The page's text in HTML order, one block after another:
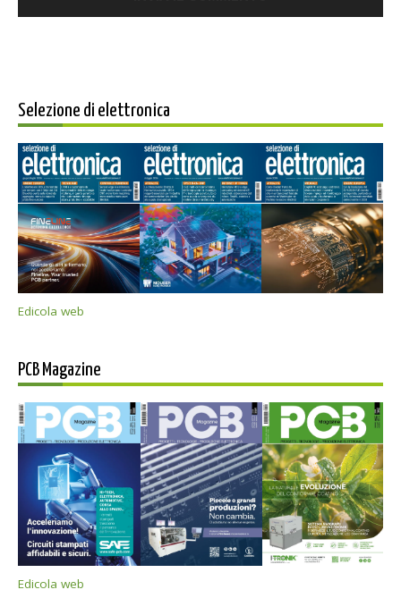
Selezione di elettronica
Edicola web
PCB Magazine
Edicola web